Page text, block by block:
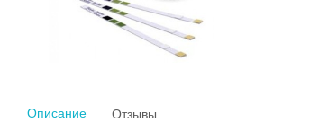
Описание Отзывы